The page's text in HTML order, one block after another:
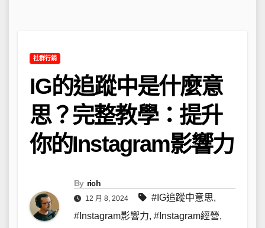
社群行銷
IG的追蹤中是什麼意
思？完整教學：提升
你的Instagram影響力
By rich
12 月 8, 2024 #IG追蹤中意思,
#Instagram影響力, #Instagram經營,